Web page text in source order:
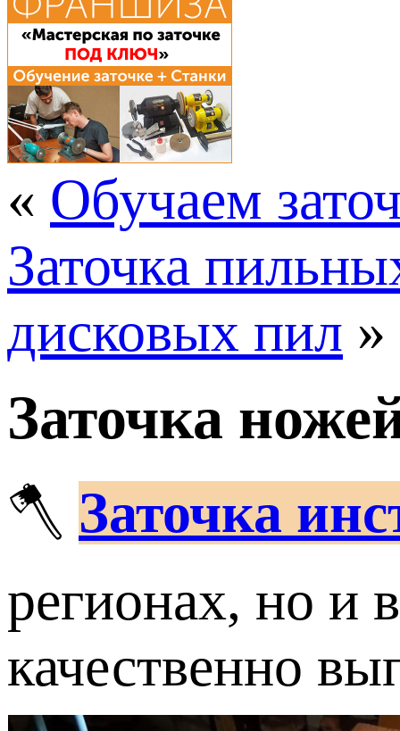
« Обучаем
Заточка
дисковых пил »
Заточка
🪓 Заточка
регионах, но и
качественно